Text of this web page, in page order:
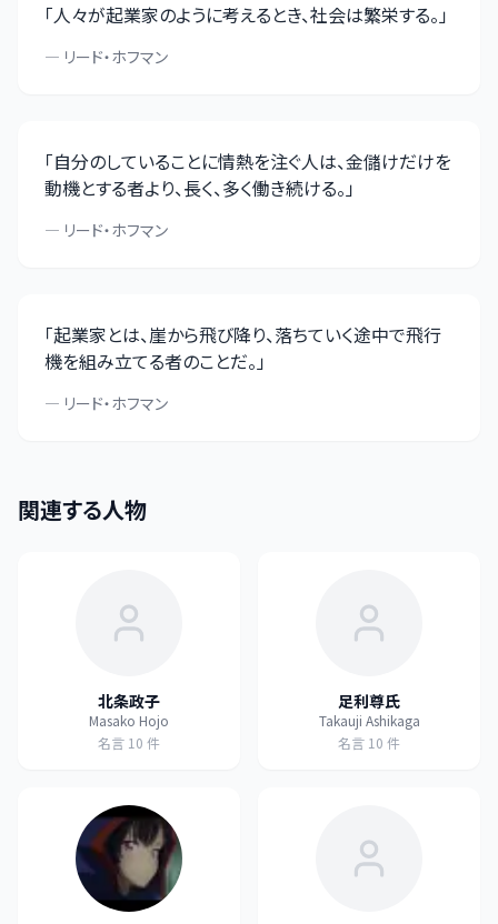
「人々が起業家のように考えるとき、社会は繁栄する。」
— リード・ホフマン
「自分のしていることに情熱を注ぐ人は、金儲けだけを
動機とする者より、長く、多く働き続ける。」
— リード・ホフマン
「起業家とは、崖から飛び降り、落ちていく途中で飛行
機を組み立てる者のことだ。」
— リード・ホフマン
関連する人物
北条政子
Masako Hojo
名言 10 件
足利尊氏
Takauji Ashikaga
名言 10 件